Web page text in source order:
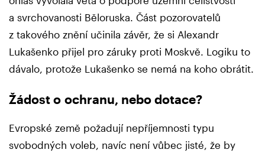
a svrchovanosti Běloruska. Část pozorovatelů
z takového znění učinila závěr, že si Alexandr
Lukašenko přijel pro záruky proti Moskvě. Logiku to
dávalo, protože Lukašenko se nemá na koho obrátit.
Žádost o ochranu, nebo dotace?
Evropské země požadují nepříjemnosti typu
svobodných voleb, navíc není vůbec jisté, že by